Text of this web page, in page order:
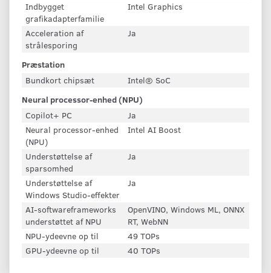
Indbygget
grafikadapterfamilie
Intel Graphics
Acceleration af
strålesporing
Ja
Præstation
Bundkort chipsæt
Intel® SoC
Neural processor-enhed (NPU)
Copilot+ PC
Ja
Neural processor-enhed
(NPU)
Intel AI Boost
Understøttelse af
sparsomhed
Ja
Understøttelse af
Windows Studio-effekter
Ja
AI-softwareframeworks
understøttet af NPU
OpenVINO, Windows ML, ONNX
RT, WebNN
NPU-ydeevne op til
49 TOPs
GPU-ydeevne op til
40 TOPs